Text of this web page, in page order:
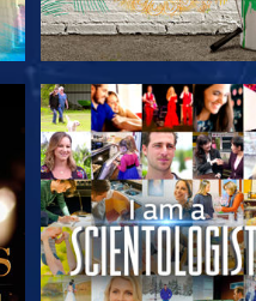
SERIE ENTDECKEN